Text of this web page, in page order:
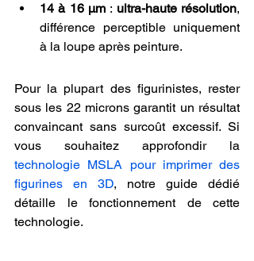
14 à 16 µm : ultra-haute résolution,
différence perceptible uniquement
à la loupe après peinture.
Pour la plupart des figurinistes, rester
sous les 22 microns garantit un résultat
convaincant sans surcoût excessif. Si
technologie MSLA pour imprimer des
figurines en 3D, notre guide dédié
détaille le fonctionnement de cette
technologie.